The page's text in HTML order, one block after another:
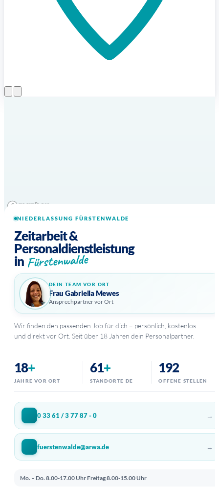
NIEDERLASSUNG FÜRSTENWALDE
Zeitarbeit &
Personaldienstleistung
in Fürstenwalde
DEIN TEAM VOR ORT
Frau Gabriella Mewes
Ansprechpartner vor Ort
Wir finden den passenden Job für dich – persönlich, kostenlos
und direkt vor Ort. Seit über 18 Jahren dein Personalpartner.
18+
JAHRE VOR ORT
61+
STANDORTE DE
192
OFFENE STELLEN
0 33 61 / 3 77 87 - 0 →
fuerstenwalde@arwa.de →
Mo. – Do. 8.00-17.00 Uhr Freitag 8.00-15.00 Uhr